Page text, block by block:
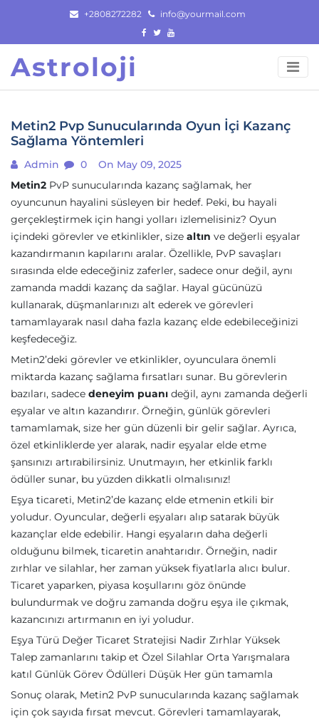
content
+2808272282 info@yourmail.com
Astroloji
Metin2 Pvp Sunucularında Oyun İçi Kazanç
Sağlama Yöntemleri
Admin 0
On May 09, 2025
Metin2 PvP sunucularında kazanç sağlamak, her
oyuncunun hayalini süsleyen bir hedef. Peki, bu hayali
gerçekleştirmek için hangi yolları izlemelisiniz? Oyun
içindeki görevler ve etkinlikler, size altın ve değerli eşyalar
kazandırmanın kapılarını aralar. Özellikle, PvP savaşları
sırasında elde edeceğiniz zaferler, sadece onur değil, aynı
zamanda maddi kazanç da sağlar. Hayal gücünüzü
kullanarak, düşmanlarınızı alt ederek ve görevleri
tamamlayarak nasıl daha fazla kazanç elde edebileceğinizi
keşfedeceğiz.
Metin2’deki görevler ve etkinlikler, oyunculara önemli
miktarda kazanç sağlama fırsatları sunar. Bu görevlerin
bazıları, sadece deneyim puanı değil, aynı zamanda değerli
eşyalar ve altın kazandırır. Örneğin, günlük görevleri
tamamlamak, size her gün düzenli bir gelir sağlar. Ayrıca,
özel etkinliklerde yer alarak, nadir eşyalar elde etme
şansınızı artırabilirsiniz. Unutmayın, her etkinlik farklı
ödüller sunar, bu yüzden dikkatli olmalısınız!
Eşya ticareti, Metin2’de kazanç elde etmenin etkili bir
yoludur. Oyuncular, değerli eşyaları alıp satarak büyük
kazançlar elde edebilir. Hangi eşyaların daha değerli
olduğunu bilmek, ticaretin anahtarıdır. Örneğin, nadir
zırhlar ve silahlar, her zaman yüksek fiyatlarla alıcı bulur.
Ticaret yaparken, piyasa koşullarını göz önünde
bulundurmak ve doğru zamanda doğru eşya ile çıkmak,
kazancınızı artırmanın en iyi yoludur.
Eşya Türü Değer Ticaret Stratejisi Nadir Zırhlar Yüksek
Talep zamanlarını takip et Özel Silahlar Orta Yarışmalara
katıl Günlük Görev Ödülleri Düşük Her gün tamamla
Sonuç olarak, Metin2 PvP sunucularında kazanç sağlamak
için çok sayıda fırsat mevcut. Görevleri tamamlayarak,